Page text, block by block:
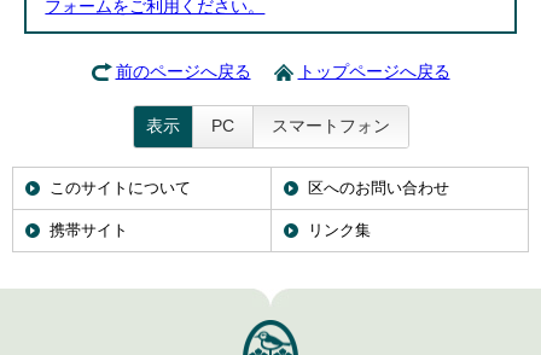
フォームをご利用ください。
前のページへ戻る トップページへ戻る
表示 PC スマートフォン
このサイトについて 区へのお問い合わせ
携帯サイト リンク集